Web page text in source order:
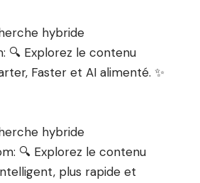
hybride
🔍 Explorez le contenu
Faster et AI alimenté. ✨
hybride
🔍 Explorez le contenu
plus rapide et